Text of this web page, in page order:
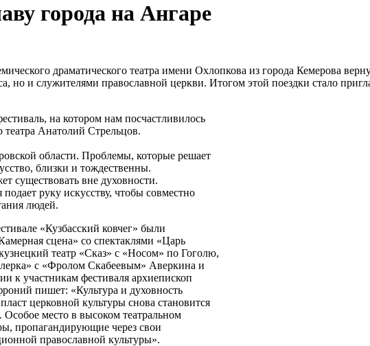
города на Ангаре
драматического театра имени Охлопкова из города Кемерова
но и служителями православной церкви. Итогом этой поездки стало
на котором нам посчастливилось
Анатолий Стрельцов.
области. Проблемы, которые решает
близки и тождественны.
существовать вне духовности.
руку искусству, чтобы совместно
людей.
«Кузбасский ковчег» были
сцена» со спектаклями «Царь
театр «Сказ» с «Носом» по Гоголю,
с «Фролом Скабеевым» Аверкина и
к участникам фестиваля архиепископ
пишет: «Культура и духовность
церковной культуры снова становится
место в высоком театральном
пропагандирующие через свои
православной культуры».